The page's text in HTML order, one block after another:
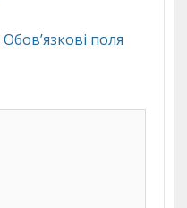
Обов’язкові поля